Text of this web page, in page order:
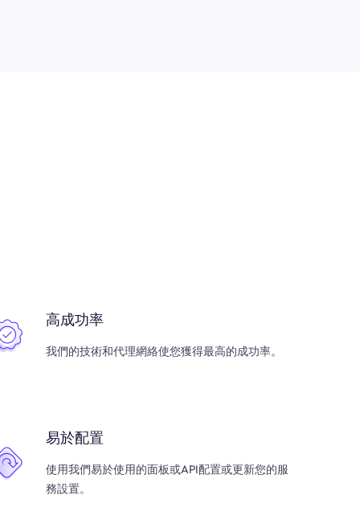
高成功率
我們的技術和代理網絡使您獲得最高的成功率。
易於配置
使用我們易於使用的面板或API配置或更新您的服
務設置。